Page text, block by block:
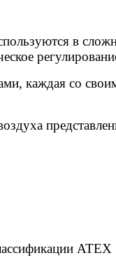
в
каждая со
ATEX